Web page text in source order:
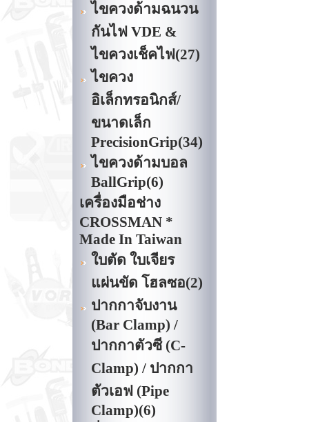
ไขควงด้ามฉนวน
กันไฟ VDE &
ไขควงเช็คไฟ(27)
ไขควง
อิเล็กทรอนิกส์/
ขนาดเล็ก
PrecisionGrip(34)
ไขควงด้ามบอล
BallGrip(6)
เครื่องมือช่าง
CROSSMAN *
Made In Taiwan
ใบตัด ใบเจียร
แผ่นขัด โฮลซอ(2)
ปากกาจับงาน
(Bar Clamp) /
ปากกาตัวซี (C-
Clamp) / ปากกา
ตัวเอฟ (Pipe
Clamp)(6)